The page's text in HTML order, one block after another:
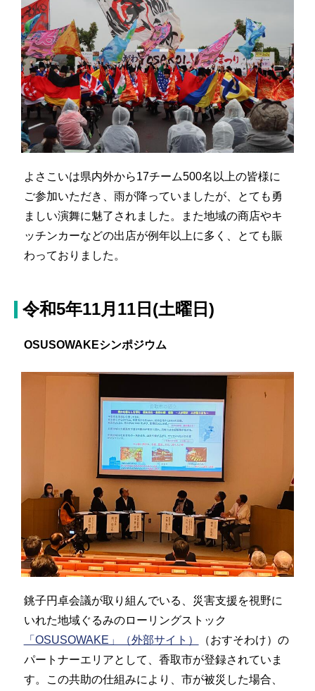
よさこいは県内外から17チーム500名以上の皆様に
ご参加いただき、雨が降っていましたが、とても勇
ましい演舞に魅了されました。また地域の商店やキ
ッチンカーなどの出店が例年以上に多く、とても賑
わっておりました。
令和5年11月11日(土曜日)
OSUSOWAKEシンポジウム
銚子円卓会議が取り組んでいる、災害支援を視野に
いれた地域ぐるみのローリングストック
「OSUSOWAKE」（外部サイト）
（おすそわけ）の
パートナーエリアとして、香取市が登録されていま
す。この共助の仕組みにより、市が被災した場合、